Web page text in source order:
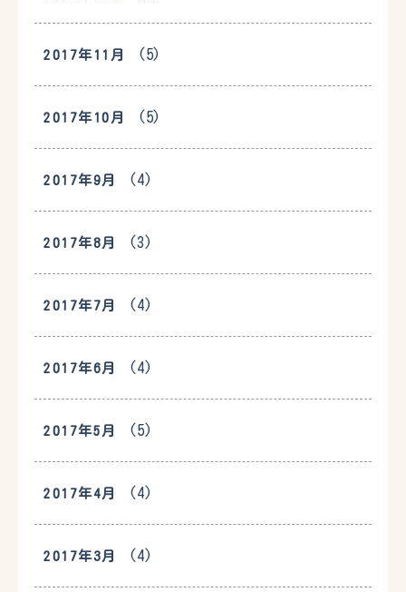
2017年11月 (5)
2017年10月 (5)
2017年9月 (4)
2017年8月 (3)
2017年7月 (4)
2017年6月 (4)
2017年5月 (5)
2017年4月 (4)
2017年3月 (4)